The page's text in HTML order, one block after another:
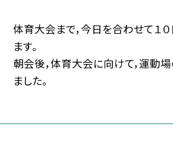
体育大会まで，今日を合わせて１
ます。
朝会後，体育大会に向けて，運動
ました。